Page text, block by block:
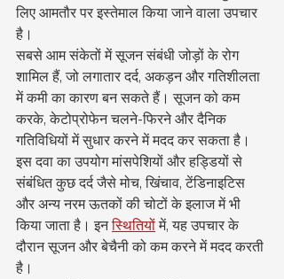
लिए आमतौर पर इस्तेमाल किया जाने वाला उपचार
है।
सबसे आम संकेतों में सूजन संबंधी जोड़ों के रोग
शामिल हैं, जो लगातार दर्द, अकड़न और गतिशीलता
में कमी का कारण बन सकते हैं। सूजन को कम
करके, केटोप्रोफेन चलने-फिरने और दैनिक
गतिविधियों में सुधार करने में मदद कर सकता है।
इस दवा का उपयोग मांसपेशियों और हड्डियों से
संबंधित कुछ दर्द जैसे मोच, खिंचाव, टेंडिनाइटिस
और अन्य नरम ऊतकों की चोटों के इलाज में भी
किया जाता है। इन स्थितियों में, यह उपचार के
दौरान सूजन और बेचैनी को कम करने में मदद करती
है।